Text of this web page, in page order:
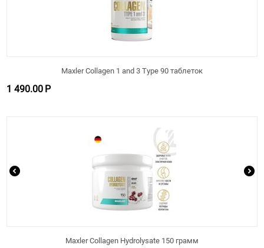
Maxler Collagen 1 and 3 Type 90 таблеток
1 490.00 Р
Maxler Collagen Hydrolysate 150 грамм